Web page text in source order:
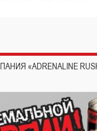
«ADRENALINE